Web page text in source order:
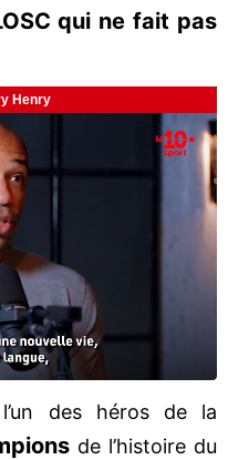
qui ne fait pas
des héros de la
de l’histoire du